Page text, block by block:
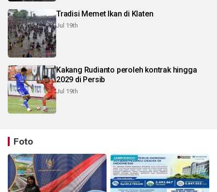
Tradisi Memet Ikan di Klaten
Jul 19th
Kakang Rudianto peroleh kontrak hingga
2029 di Persib
Jul 19th
Foto